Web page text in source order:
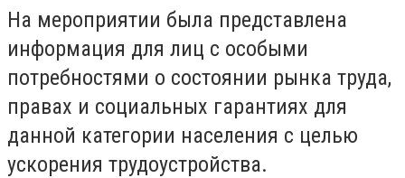
На мероприятии была представлена
информация для лиц с особыми
потребностями о состоянии рынка труда,
правах и социальных гарантиях для
данной категории населения с целью
ускорения трудоустройства.